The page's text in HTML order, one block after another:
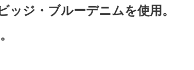
ジ・ブルーデニムを使用。